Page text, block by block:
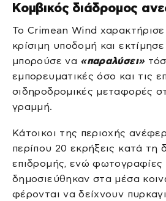
Κομβικός διάδρομος
Το Crimean Wind
κρίσιμη υποδομή και
μπορούσε να «παραλύσει»
εμπορευματικές όσο και τις
σιδηροδρομικές μεταφορές
γραμμή.
Κάτοικοι της περιοχής
περίπου 20 εκρήξεις κατά τη
επιδρομής, ενώ φωτογραφίες
δημοσιεύθηκαν στα μέσα
φέρονται να δείχνουν